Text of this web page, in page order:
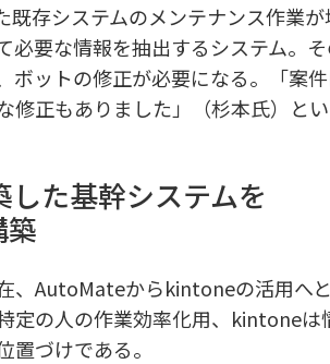
既存システムのメンテナンス作業
必要な情報を抽出するシステム。
ボットの修正が必要になる。「案
修正もありました」（杉本氏）とい
た基幹システムを
築
、AutoMateからkintoneの活用へ
定の人の作業効率化用、kintoneは
置づけである。